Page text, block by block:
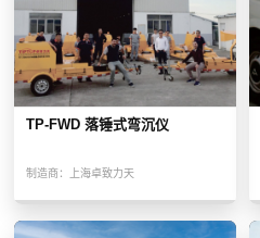
TP-FWD 落锤式弯沉仪
制造商： 上海卓致力天